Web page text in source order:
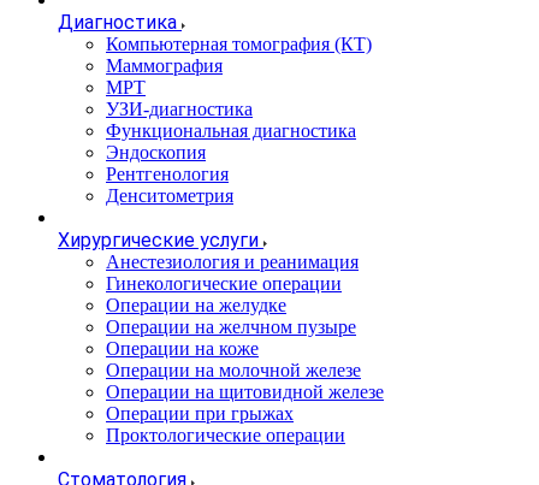
Диагностика
Компьютерная томография (КТ)
Маммография
МРТ
УЗИ-диагностика
Функциональная диагностика
Эндоскопия
Рентгенология
Денситометрия
Хирургические услуги
Анестезиология и реанимация
Гинекологические операции
Операции на желудке
Операции на желчном пузыре
Операции на коже
Операции на молочной железе
Операции на щитовидной железе
Операции при грыжах
Проктологические операции
Стоматология